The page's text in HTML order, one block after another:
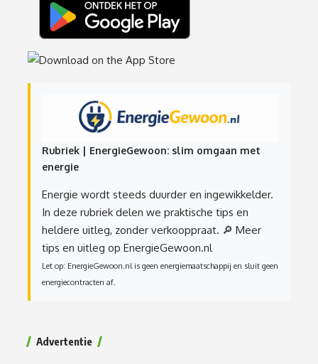
Rubriek | EnergieGewoon: slim omgaan met
energie
Energie wordt steeds duurder en ingewikkelder.
In deze rubriek delen we praktische tips en
heldere uitleg, zonder verkooppraat. 🔎 Meer
tips en uitleg op EnergieGewoon.nl
Let op: EnergieGewoon.nl is geen energiemaatschappij en sluit geen
energiecontracten af.
Advertentie